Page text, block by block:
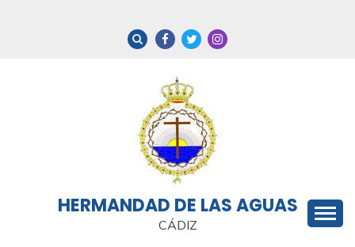
HERMANDAD DE LAS AGUAS
CÁDIZ